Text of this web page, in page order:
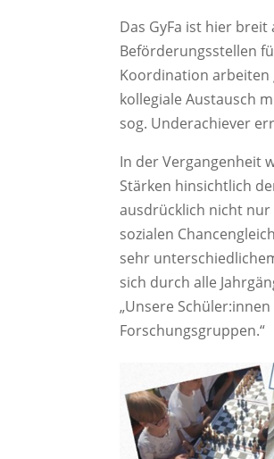
Das GyFa ist hier
Beförderungsstellen
Koordination arbeiten
kollegiale Austausch
sog. Underachiever
In der Vergangenheit
Stärken hinsichtlich
ausdrücklich nicht nur
sozialen
sehr
sich durch alle
„Unsere
Forschungsgruppen.“